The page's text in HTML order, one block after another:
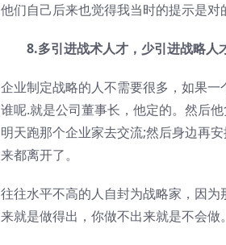
他们自己后来也觉得我当时的提示是对
8.多引进战术人才，少引进战略人
企业制定战略的人不需要很多，如果
谁呢.就是公司董事长，他定的。然后
明天跑那个企业家去交流;然后身边再
来都离开了。
往往水平不高的人自封为战略家，因
来就是做得出，你做不出来就是不会做。